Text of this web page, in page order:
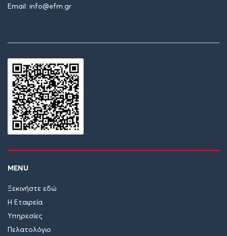
Email: info@efm.gr
MENU
Ξεκινήστε εδώ
Η Εταιρεία
Υπηρεσίες
Πελατολόγιο